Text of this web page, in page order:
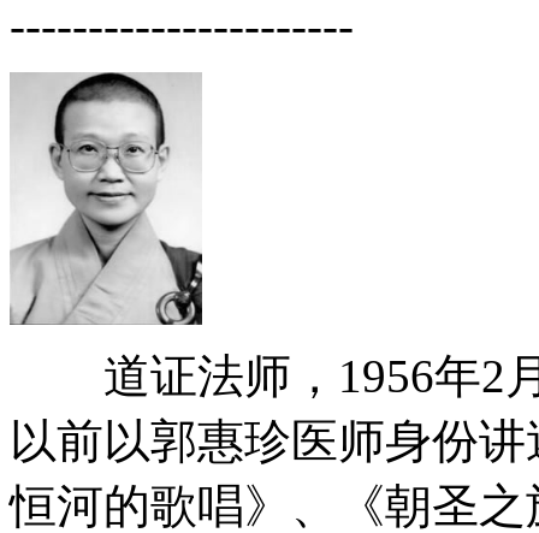
----------------------
道证法师，1956年2月
以前以郭惠珍医师身份
恒河的歌唱》、《朝圣